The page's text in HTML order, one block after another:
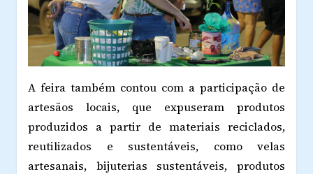
A feira também contou com a participação de
artesãos locais, que expuseram produtos
produzidos a partir de materiais reciclados,
reutilizados e sustentáveis, como velas
artesanais, bijuterias sustentáveis, produtos